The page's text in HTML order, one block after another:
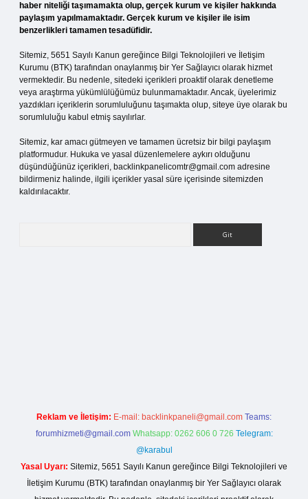
haber niteliği taşımamakta olup, gerçek kurum ve kişiler hakkında
paylaşım yapılmamaktadır. Gerçek kurum ve kişiler ile isim
benzerlikleri tamamen tesadüfidir.
Sitemiz, 5651 Sayılı Kanun gereğince Bilgi Teknolojileri ve İletişim
Kurumu (BTK) tarafından onaylanmış bir Yer Sağlayıcı olarak hizmet
vermektedir. Bu nedenle, sitedeki içerikleri proaktif olarak denetleme
veya araştırma yükümlülüğümüz bulunmamaktadır. Ancak, üyelerimiz
yazdıkları içeriklerin sorumluluğunu taşımakta olup, siteye üye olarak bu
sorumluluğu kabul etmiş sayılırlar.
Sitemiz, kar amacı gütmeyen ve tamamen ücretsiz bir bilgi paylaşım
platformudur. Hukuka ve yasal düzenlemelere aykırı olduğunu
düşündüğünüz içerikleri, backlinkpanelicomtr@gmail.com adresine
bildirmeniz halinde, ilgili içerikler yasal süre içerisinde sitemizden
kaldırılacaktır.
Reklam ve İletişim: E-mail: backlinkpaneli@gmail.com Teams:
forumhizmeti@gmail.com Whatsapp: 0262 606 0 726 Telegram:
@karabul
Yasal Uyarı: Sitemiz, 5651 Sayılı Kanun gereğince Bilgi Teknolojileri ve
İletişim Kurumu (BTK) tarafından onaylanmış bir Yer Sağlayıcı olarak